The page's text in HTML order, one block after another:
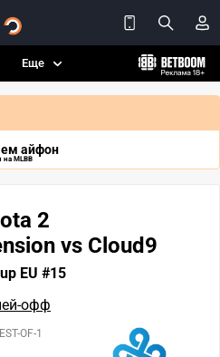
Еще
айфон
на MLBB
2
vs Cloud9
EU #15
офф
OF-1